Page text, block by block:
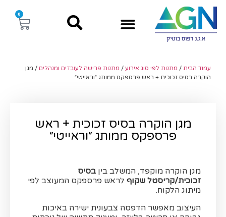
0
עמוד הבית / מתנות לפי סוג אירוע / מתנות פרישה לעובדים ומנהלים / מגן
הוקרה בסיס זכוכית + ראש פרספקס ממותג ״וראייטי״
מגן הוקרה בסיס זכוכית + ראש
פרספקס ממותג ״וראייטי״
מגן הוקרה מוקפד, המשלב ביןבסיס
זכוכית/קריסטל שקוף לראש פרספקס המעוצב לפי
מיתוג הלקוח.
העיצוב מאפשר הדפסה צבעונית ישירה באיכות